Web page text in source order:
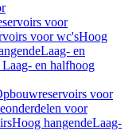
voor
voor wc'sHoog
Laag- en
en halfhoog
voor
voor
Hoog hangendeLaag-